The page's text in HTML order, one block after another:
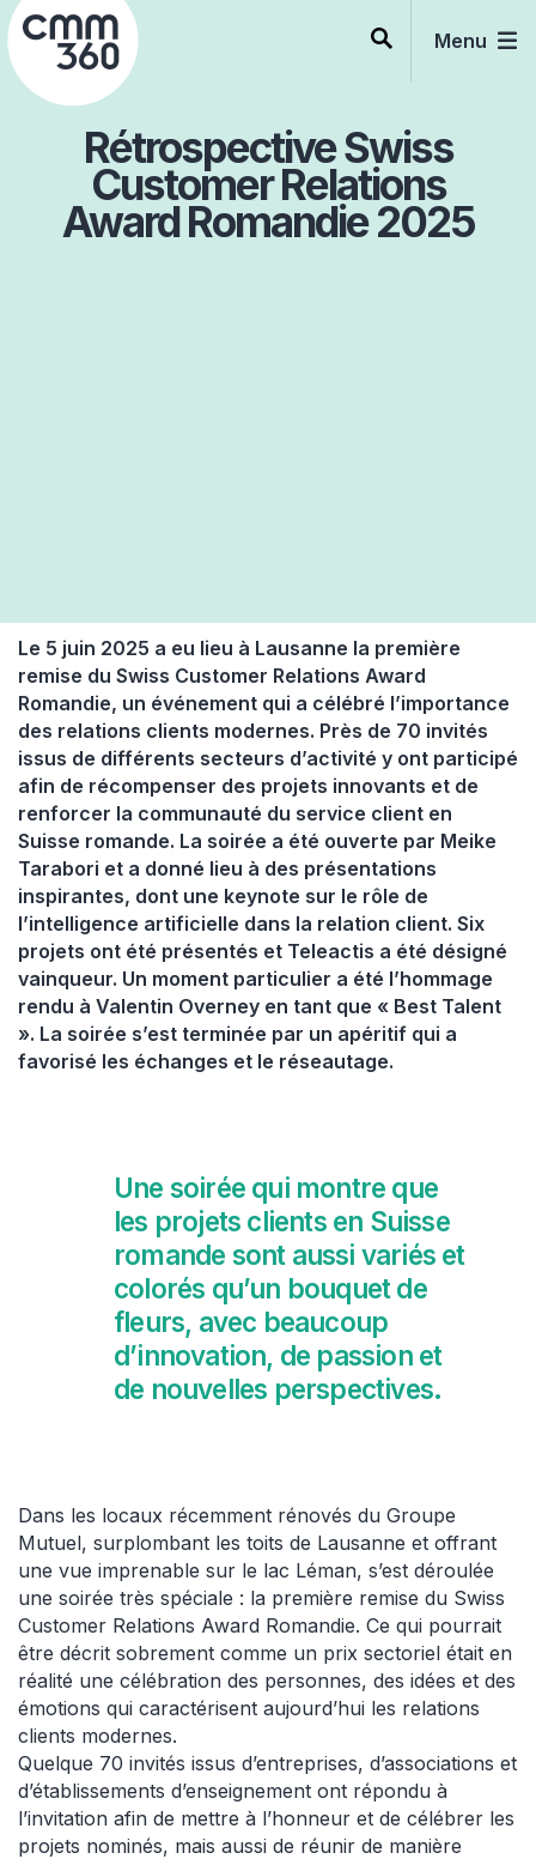
Skip
to
content
Menu
Rétrospective Swiss
Customer Relations
Award Romandie 2025
Le 5 juin 2025 a eu lieu à Lausanne la première
remise du Swiss Customer Relations Award
Romandie, un événement qui a célébré l’importance
des relations clients modernes. Près de 70 invités
issus de différents secteurs d’activité y ont participé
afin de récompenser des projets innovants et de
renforcer la communauté du service client en
Suisse romande. La soirée a été ouverte par Meike
Tarabori et a donné lieu à des présentations
inspirantes, dont une keynote sur le rôle de
l’intelligence artificielle dans la relation client. Six
projets ont été présentés et Teleactis a été désigné
vainqueur. Un moment particulier a été l’hommage
rendu à Valentin Overney en tant que « Best Talent
». La soirée s’est terminée par un apéritif qui a
favorisé les échanges et le réseautage.
Une soirée qui montre que
les projets clients en Suisse
romande sont aussi variés et
colorés qu’un bouquet de
fleurs, avec beaucoup
d’innovation, de passion et
de nouvelles perspectives.
Dans les locaux récemment rénovés du Groupe
Mutuel, surplombant les toits de Lausanne et offrant
une vue imprenable sur le lac Léman, s’est déroulée
une soirée très spéciale : la première remise du Swiss
Customer Relations Award Romandie. Ce qui pourrait
être décrit sobrement comme un prix sectoriel était en
réalité une célébration des personnes, des idées et des
émotions qui caractérisent aujourd’hui les relations
clients modernes.
Quelque 70 invités issus d’entreprises, d’associations et
d’établissements d’enseignement ont répondu à
l’invitation afin de mettre à l’honneur et de célébrer les
projets nominés, mais aussi de réunir de manière